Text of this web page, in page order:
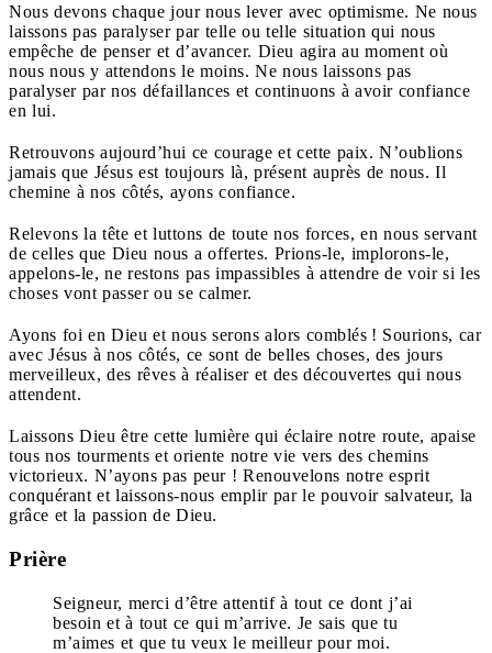
Nous devons chaque jour nous lever avec optimisme. Ne nous
laissons pas paralyser par telle ou telle situation qui nous
empêche de penser et d’avancer. Dieu agira au moment où
nous nous y attendons le moins. Ne nous laissons pas
paralyser par nos défaillances et continuons à avoir confiance
en lui.
Retrouvons aujourd’hui ce courage et cette paix. N’oublions
jamais que Jésus est toujours là, présent auprès de nous. Il
chemine à nos côtés, ayons confiance.
Relevons la tête et luttons de toute nos forces, en nous servant
de celles que Dieu nous a offertes. Prions-le, implorons-le,
appelons-le, ne restons pas impassibles à attendre de voir si les
choses vont passer ou se calmer.
Ayons foi en Dieu et nous serons alors comblés ! Sourions, car
avec Jésus à nos côtés, ce sont de belles choses, des jours
merveilleux, des rêves à réaliser et des découvertes qui nous
attendent.
Laissons Dieu être cette lumière qui éclaire notre route, apaise
tous nos tourments et oriente notre vie vers des chemins
victorieux. N’ayons pas peur ! Renouvelons notre esprit
conquérant et laissons-nous emplir par le pouvoir salvateur, la
grâce et la passion de Dieu.
Prière
Seigneur, merci d’être attentif à tout ce dont j’ai
besoin et à tout ce qui m’arrive. Je sais que tu
m’aimes et que tu veux le meilleur pour moi.